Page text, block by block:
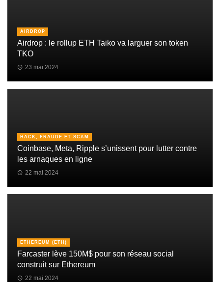
AIRDROP
Airdrop : le rollup ETH Taiko va larguer son token
TKO
23 mai 2024
HACK, FRAUDE ET SCAM
Coinbase, Meta, Ripple s’unissent pour lutter contre
les arnaques en ligne
22 mai 2024
ETHEREUM (ETH)
Farcaster lève 150M$ pour son réseau social
construit sur Ethereum
22 mai 2024